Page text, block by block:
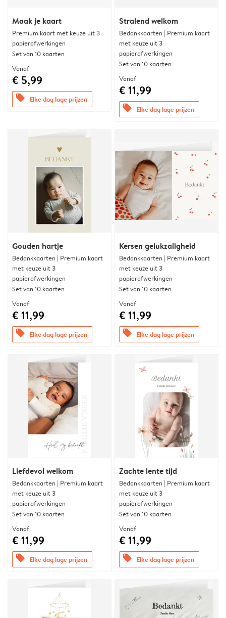
Maak je kaart
Premium kaart met keuze uit 3
papierafwerkingen
Set van 10 kaarten
Vanaf
€ 5,99
offers Elke dag lage prijzen
Stralend welkom
Bedankkaarten | Premium kaart
met keuze uit 3
papierafwerkingen
Set van 10 kaarten
Vanaf
€ 11,99
offers Elke dag lage prijzen
Gouden hartje
Bedankkaarten | Premium kaart
met keuze uit 3
papierafwerkingen
Set van 10 kaarten
Vanaf
€ 11,99
offers Elke dag lage prijzen
Kersen gelukzaligheid
Bedankkaarten | Premium kaart
met keuze uit 3
papierafwerkingen
Set van 10 kaarten
Vanaf
€ 11,99
offers Elke dag lage prijzen
Liefdevol welkom
Bedankkaarten | Premium kaart
met keuze uit 3
papierafwerkingen
Set van 10 kaarten
Vanaf
€ 11,99
offers Elke dag lage prijzen
Zachte lente tijd
Bedankkaarten | Premium kaart
met keuze uit 3
papierafwerkingen
Set van 10 kaarten
Vanaf
€ 11,99
offers Elke dag lage prijzen